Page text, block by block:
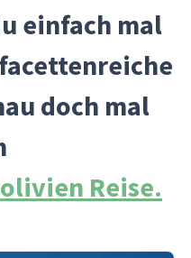
einfach mal
doch mal
Reise.